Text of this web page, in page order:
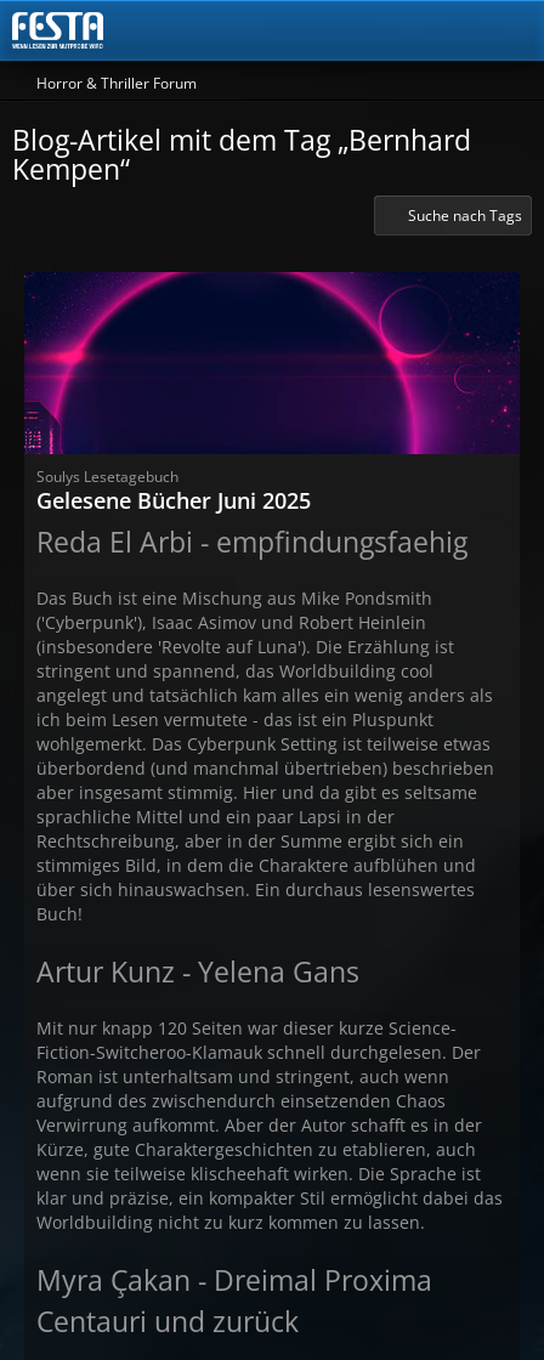
Horror & Thriller Forum
Blog-Artikel mit dem Tag „Bernhard
Kempen“
Suche nach Tags
Soulys Lesetagebuch
Gelesene Bücher Juni 2025
Reda El Arbi - empfindungsfaehig
Das Buch ist eine Mischung aus Mike Pondsmith
('Cyberpunk'), Isaac Asimov und Robert Heinlein
(insbesondere 'Revolte auf Luna'). Die Erzählung ist
stringent und spannend, das Worldbuilding cool
angelegt und tatsächlich kam alles ein wenig anders als
ich beim Lesen vermutete - das ist ein Pluspunkt
wohlgemerkt. Das Cyberpunk Setting ist teilweise etwas
überbordend (und manchmal übertrieben) beschrieben
aber insgesamt stimmig. Hier und da gibt es seltsame
sprachliche Mittel und ein paar Lapsi in der
Rechtschreibung, aber in der Summe ergibt sich ein
stimmiges Bild, in dem die Charaktere aufblühen und
über sich hinauswachsen. Ein durchaus lesenswertes
Buch!
Artur Kunz - Yelena Gans
Mit nur knapp 120 Seiten war dieser kurze Science-
Fiction-Switcheroo-Klamauk schnell durchgelesen. Der
Roman ist unterhaltsam und stringent, auch wenn
aufgrund des zwischendurch einsetzenden Chaos
Verwirrung aufkommt. Aber der Autor schafft es in der
Kürze, gute Charaktergeschichten zu etablieren, auch
wenn sie teilweise klischeehaft wirken. Die Sprache ist
klar und präzise, ein kompakter Stil ermöglicht dabei das
Worldbuilding nicht zu kurz kommen zu lassen.
Myra Çakan - Dreimal Proxima
Centauri und zurück